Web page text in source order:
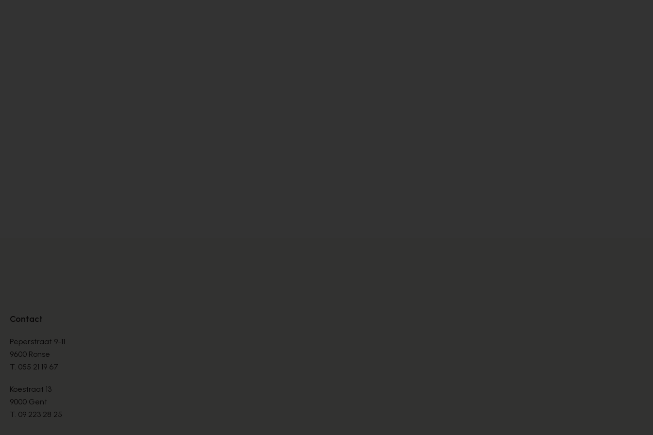
Contact
Peperstraat 9-11
9600 Ronse
T. 055 21 19 67
Koestraat 13
9000 Gent
T. 09 223 28 25